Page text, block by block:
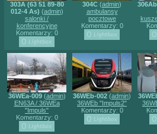
303A (63 51 89-80
012-4 As) (admin)
salonki /
konferencyjne
Komentarzy: 0
304C (admin)
ambulansy
pocztowe
Komentarzy: 0
36WEa-009(admin)
EN63A / 36WEa
"Impuls"
Komentarzy: 0
36WEb-002 (admin)
36WEb "Impuls2"
Komentarzy: 0